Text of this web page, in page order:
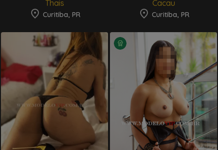
Thais
Curitiba, PR
Cacau
Curitiba, PR